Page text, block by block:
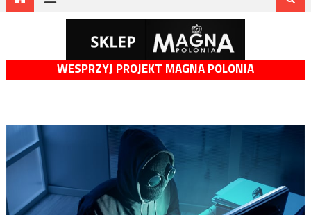
WESPRZYJ PROJEKT MAGNA POLONIA